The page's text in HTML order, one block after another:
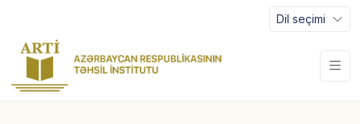
Dil seçimi